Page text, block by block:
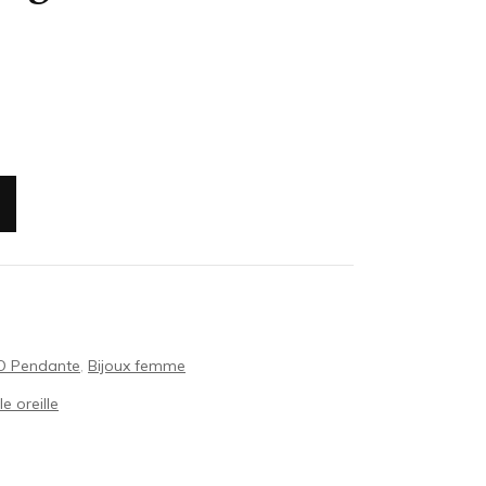
Pendante, Bijoux femme
oreille